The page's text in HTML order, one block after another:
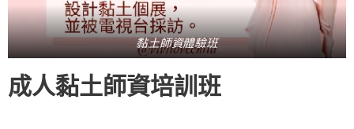
黏土師資體驗班
成人黏土師資培訓班